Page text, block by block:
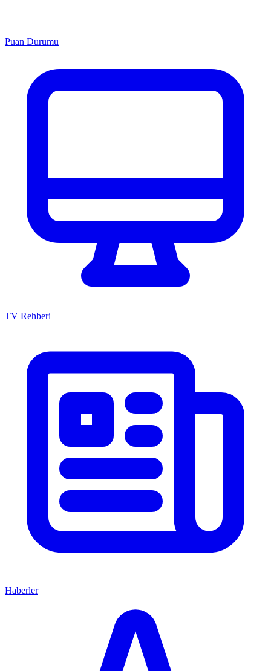
Puan Durumu
TV Rehberi
Haberler